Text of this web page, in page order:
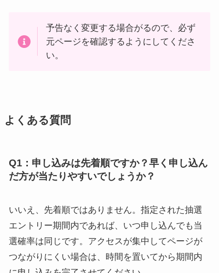
予告なく変更する場合がるので、必ず
元ページを確認するようにしてくださ
い。
よくある質問
Q1：申し込みは先着順ですか？早く申し込ん
だ方が当たりやすいでしょうか？
いいえ、先着順ではありません。指定された抽選
エントリー期間内であれば、いつ申し込んでも当
選確率は同じです。アクセスが集中してページが
つながりにくい場合は、時間を置いてから期間内